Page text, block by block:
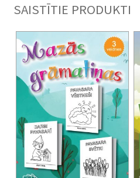
SAISTĪTIE PRODUKTI